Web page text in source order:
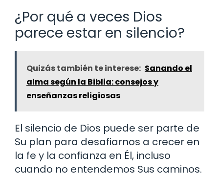
¿Por qué a veces Dios
parece estar en silencio?
Quizás también te interese: Sanando el
alma según la Biblia: consejos y
enseñanzas religiosas
El silencio de Dios puede ser parte de
Su plan para desafiarnos a crecer en
la fe y la confianza en Él, incluso
cuando no entendemos Sus caminos.